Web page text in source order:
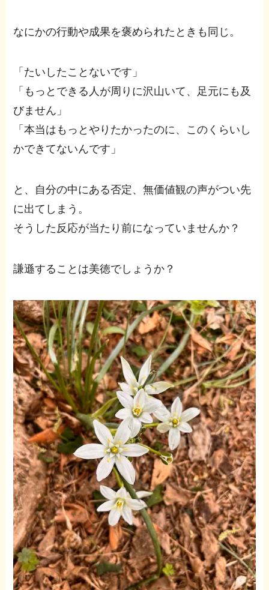
なにかの行動や成果を褒められたときも同じ。
「たいしたことないです」
「もっとできる人が周りに沢山いて、足元にも及
びません」
「本当はもっとやりたかったのに、このくらいし
かできてないんです」
と、自分の中にある否定、無価値観の声がつい先
に出てしまう。
そうした反応が当たり前になっていませんか？
謙遜することは美徳でしょうか？